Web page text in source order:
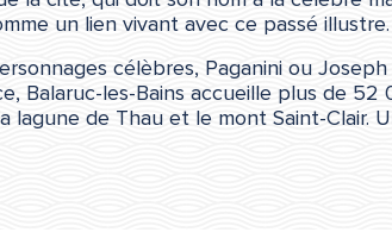
un lien vivant avec ce passé illustre.
célèbres, Paganini ou
Balaruc-les-Bains accueille plus de
de Thau et le mont Saint-Clair.